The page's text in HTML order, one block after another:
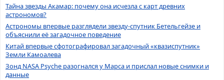
Тайна звезды Акамар: почему она исчезла с карт древних
астрономов?
Астрономы впервые разглядели звезду-спутник Бетельгейзе и
объяснили её загадочное поведение
Китай впервые сфотографировал загадочный «квазиспутник»
Земли Камоалева
Зонд NASA Psyche разогнался у Марса и прислал новые снимки и
данные